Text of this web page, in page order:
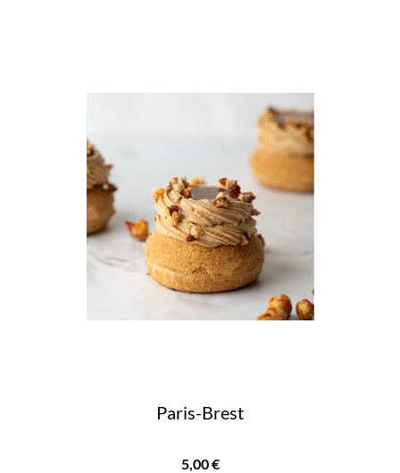
Paris-Brest
Prix
5,00 €